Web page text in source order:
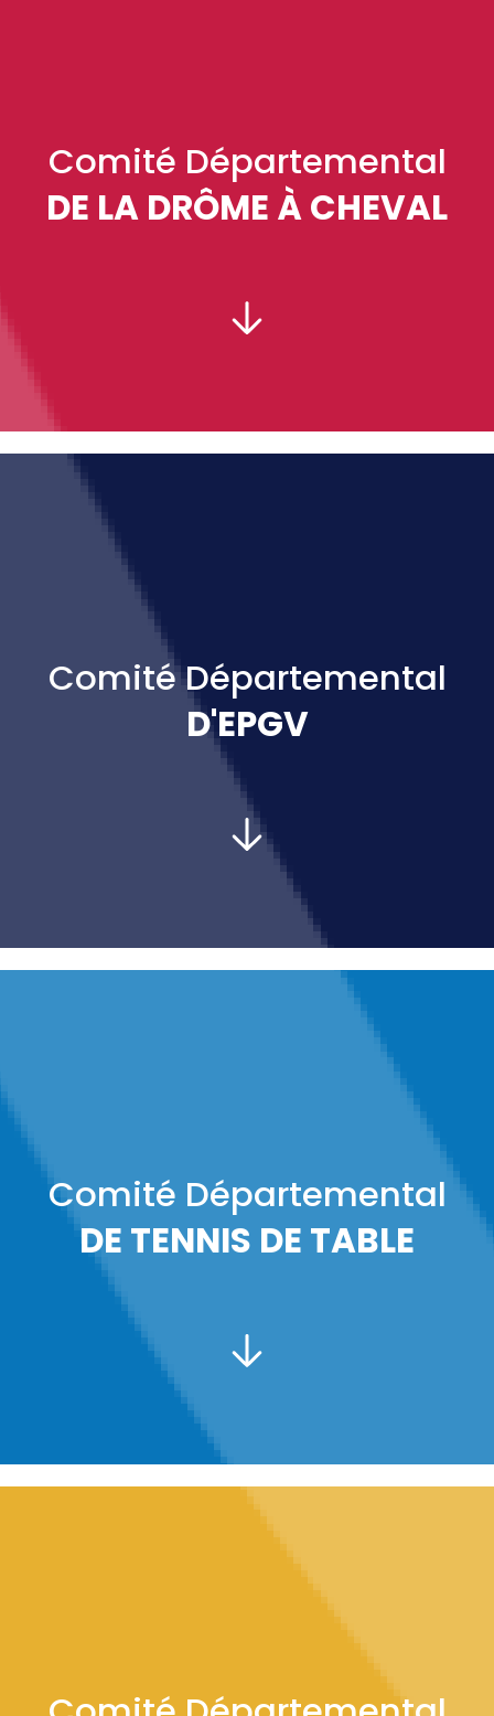
Comité Départemental
DE LA DRÔME À CHEVAL
Comité Départemental
D'EPGV
Comité Départemental
DE TENNIS DE TABLE
PRÉSIDENT :